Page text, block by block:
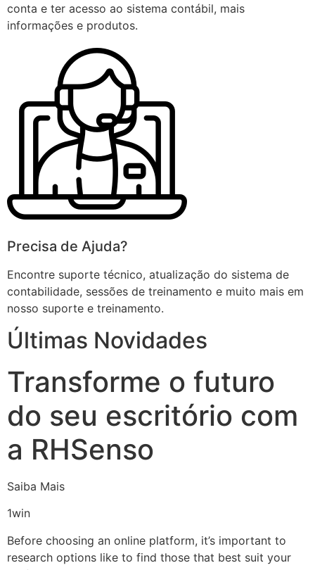
conta e ter acesso ao sistema contábil, mais
informações e produtos.
Precisa de Ajuda?
Encontre suporte técnico, atualização do sistema de
contabilidade, sessões de treinamento e muito mais em
nosso suporte e treinamento.
Últimas Novidades
Transforme o futuro
do seu escritório com
a RHSenso
Saiba Mais
1win
Before choosing an online platform, it’s important to
research options like to find those that best suit your